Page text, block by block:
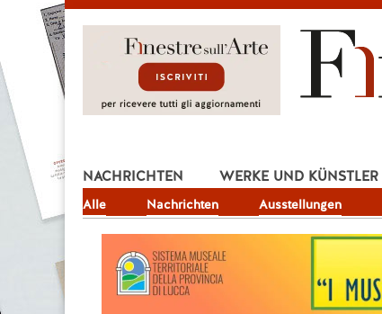
NACHRICHTEN
Alle Nachrichten Ausstellungen
WERKE UND KÜNSTLER
JOB